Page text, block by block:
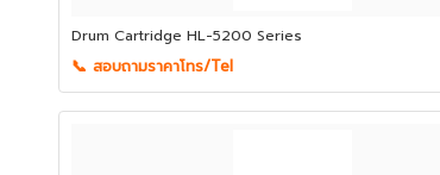
Drum Cartridge HL-5200 Series
📞 สอบถามราคาโทร/Tel